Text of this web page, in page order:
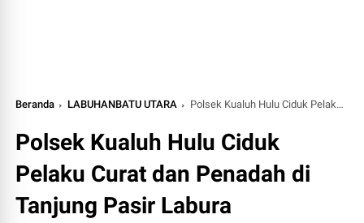
Beranda LABUHANBATU UTARA Polsek Kualuh Hulu Ciduk Pelaku Curat dan Penadah di Tanjung Pasir Labura
Polsek Kualuh Hulu Ciduk
Pelaku Curat dan Penadah di
Tanjung Pasir Labura